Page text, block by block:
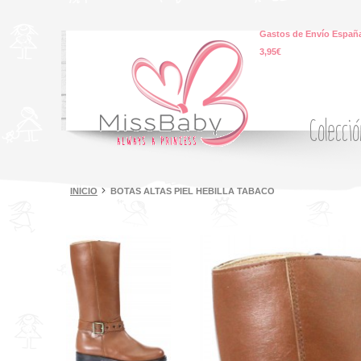
Gastos de Envío
3,95€
INICIO BOTAS ALTAS PIEL HEBILLA TABACO